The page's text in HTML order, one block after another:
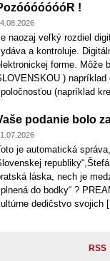
!
naozaj veľký rozdiel
a kontroluje.
forme. Môže
)
(napríklad
podanie bolo
je automatická
láska, nech je
do bodky“ ?
dedičstvo svojich
RSS